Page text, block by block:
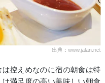
出典：www.jalan.net
控えめなのに宿の朝食は特
満足度の高い美味しい朝食